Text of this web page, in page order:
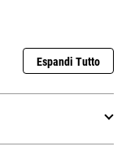
Espandi Tutto